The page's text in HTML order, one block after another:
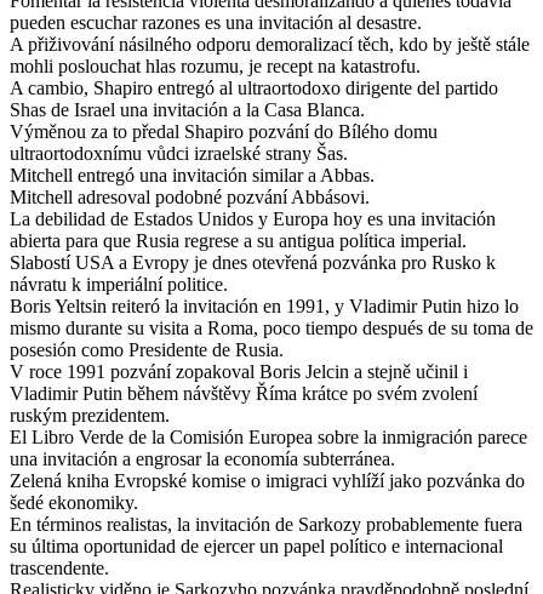
pueden escuchar razones es una invitación al desastre.
A přiživování násilného odporu demoralizací těch, kdo by ještě stále
mohli poslouchat hlas rozumu, je recept na katastrofu.
A cambio, Shapiro entregó al ultraortodoxo dirigente del partido
Shas de Israel una invitación a la Casa Blanca.
Výměnou za to předal Shapiro pozvání do Bílého domu
ultraortodoxnímu vůdci izraelské strany Šas.
Mitchell entregó una invitación similar a Abbas.
Mitchell adresoval podobné pozvání Abbásovi.
La debilidad de Estados Unidos y Europa hoy es una invitación
abierta para que Rusia regrese a su antigua política imperial.
Slabostí USA a Evropy je dnes otevřená pozvánka pro Rusko k
návratu k imperiální politice.
Boris Yeltsin reiteró la invitación en 1991, y Vladimir Putin hizo lo
mismo durante su visita a Roma, poco tiempo después de su toma de
posesión como Presidente de Rusia.
V roce 1991 pozvání zopakoval Boris Jelcin a stejně učinil i
Vladimir Putin během návštěvy Říma krátce po svém zvolení
ruským prezidentem.
El Libro Verde de la Comisión Europea sobre la inmigración parece
una invitación a engrosar la economía subterránea.
Zelená kniha Evropské komise o imigraci vyhlíží jako pozvánka do
šedé ekonomiky.
En términos realistas, la invitación de Sarkozy probablemente fuera
su última oportunidad de ejercer un papel político e internacional
trascendente.
Realisticky viděno je Sarkozyho pozvánka pravděpodobně poslední